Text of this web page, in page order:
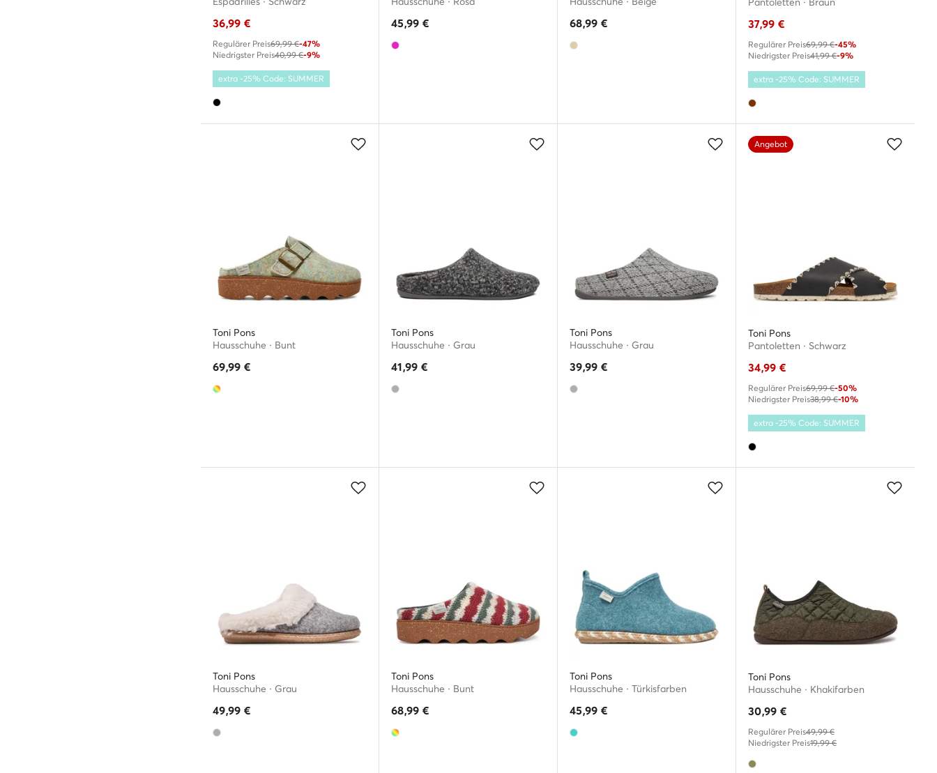
36,99 €
Regulärer Preis69,99 €-47%
Niedrigster Preis40,99 €-9%
extra -25% Code: SUMMER
45,99 € 68,99 € 37,99 €
Regulärer Preis69,99 €-45%
Niedrigster Preis41,99 €-9%
extra -25% Code: SUMMER
Toni Pons
Hausschuhe · Bunt
69,99 €
Toni Pons
Hausschuhe · Grau
41,99 €
Toni Pons
Hausschuhe · Grau
39,99 €
Angebot
Toni Pons
Pantoletten · Schwarz
34,99 €
Regulärer Preis69,99 €-50%
Niedrigster Preis38,99 €-10%
extra -25% Code: SUMMER
Toni Pons
Hausschuhe · Grau
49,99 €
Toni Pons
Hausschuhe · Bunt
68,99 €
Toni Pons
Hausschuhe · Türkisfarben
45,99 €
Toni Pons
Hausschuhe · Khakifarben
30,99 €
Regulärer Preis49,99 €
Niedrigster Preis19,99 €